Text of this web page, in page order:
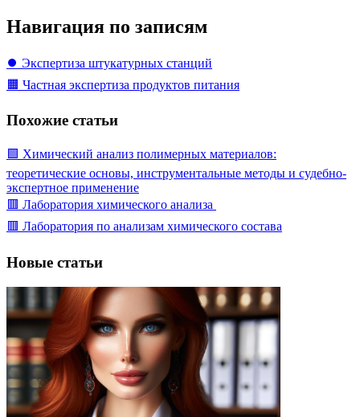
Навигация по записям
⏺️ Экспертиза штукатурных станций
🟧 Частная экспертиза продуктов питания
Похожие статьи
🟩 Химический анализ полимерных материалов:
теоретические основы, инструментальные методы и судебно-
экспертное применение
🟥 Лаборатория химического анализа
🟥 Лаборатория по анализам химического состава
Новые статьи